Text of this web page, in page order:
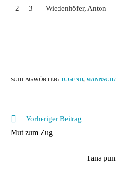
2 3 Wiedenhöfer, Anton
Schnitt:
SCHLAGWÖRTER:JUGEND,
Weitere
ansehen
Vorheriger Beitrag
Mut zum Zug
Tana